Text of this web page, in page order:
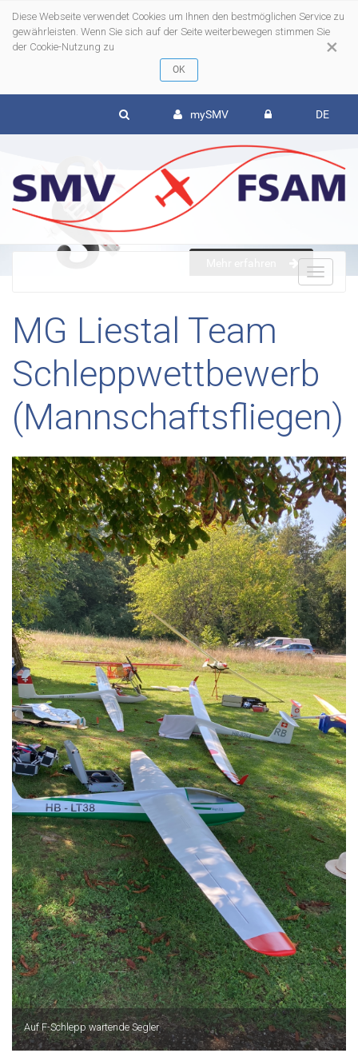
×
Diese Webseite verwendet Cookies um Ihnen den bestmöglichen Service zu
gewährleisten. Wenn Sie sich auf der Seite weiterbewegen stimmen Sie
der Cookie-Nutzung zu
mySMV DE
MG Liestal Team
Schleppwettbewerb
(Mannschaftsfliegen)
Auf F-Schlepp wartende Segler